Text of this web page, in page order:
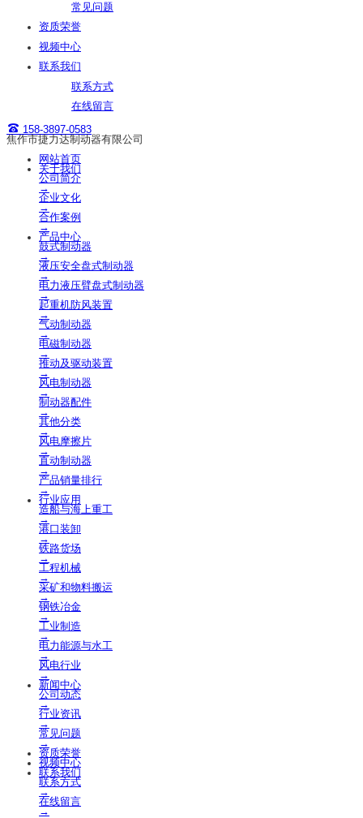
常见问题
资质荣誉
视频中心
联系我们
联系方式
在线留言
158-3897-0583
焦作市捷力达制动器有限公司
网站首页
关于我们
公司简介
→
企业文化
→
合作案例
→
产品中心
鼓式制动器
→
液压安全盘式制动器
→
电力液压臂盘式制动器
→
起重机防风装置
→
气动制动器
→
电磁制动器
→
推动及驱动装置
→
风电制动器
→
制动器配件
→
其他分类
→
风电摩擦片
→
直动制动器
→
产品销量排行
→
行业应用
造船与海上重工
→
港口装卸
→
铁路货场
→
工程机械
→
采矿和物料搬运
→
钢铁冶金
→
工业制造
→
电力能源与水工
→
风电行业
→
新闻中心
公司动态
→
行业资讯
→
常见问题
→
资质荣誉
视频中心
联系我们
联系方式
→
在线留言
→